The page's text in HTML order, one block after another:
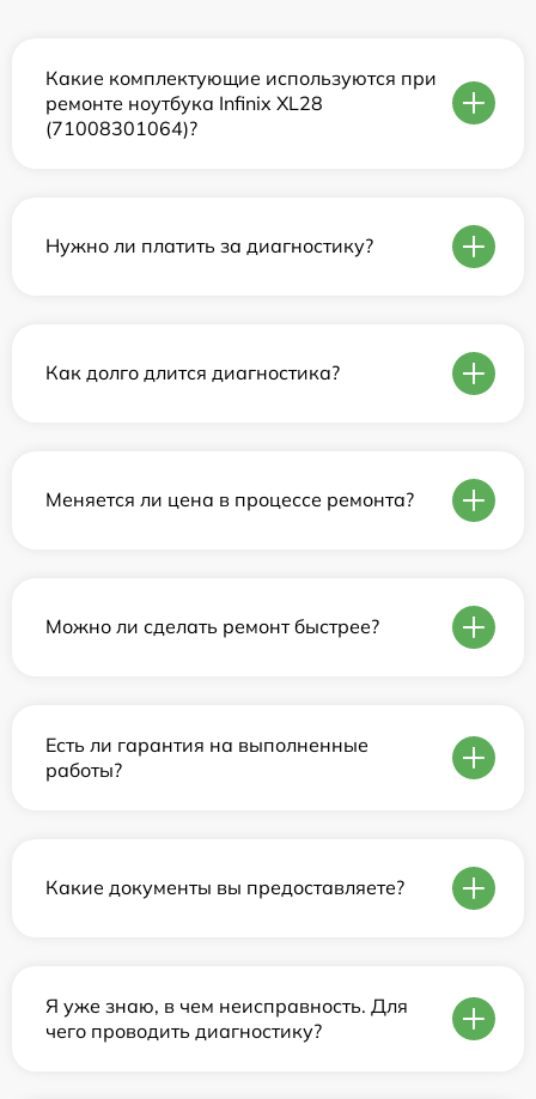
Какие комплектующие используются при
ремонте ноутбука Infinix XL28
(71008301064)?
Нужно ли платить за диагностику?
Как долго длится диагностика?
Меняется ли цена в процессе ремонта?
Можно ли сделать ремонт быстрее?
Есть ли гарантия на выполненные
работы?
Какие документы вы предоставляете?
Я уже знаю, в чем неисправность. Для
чего проводить диагностику?